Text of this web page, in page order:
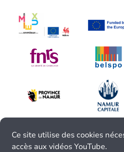
Ce site utilise des cookies
accès aux vidéos YouTube.